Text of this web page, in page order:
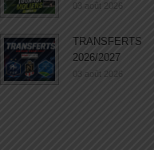
03 août 2026
TRANSFERTS
2026/2027
03 août 2026